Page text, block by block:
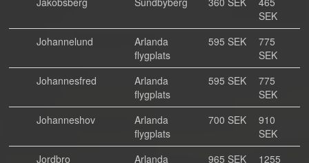
SEK
Johannelund
Arlanda
flygplats
595 SEK
775
SEK
Johannesfred
Arlanda
flygplats
595 SEK
775
SEK
Johanneshov
Arlanda
flygplats
700 SEK
910
SEK
Jordbro
Arlanda
965 SEK
1255